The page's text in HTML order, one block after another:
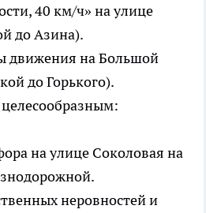
40 км/ч» на улице
до Азина).
движения на Большой
до Горького).
на улице Соколовая на
неровностей и